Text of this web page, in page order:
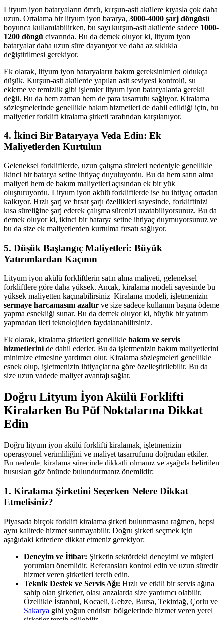
Lityum iyon bataryaların ömrü, kurşun-asit akülere kıyasla çok daha
uzun. Ortalama bir lityum iyon batarya, 3000-4000 şarj döngüsü
boyunca kullanılabilirken, bu sayı kurşun-asit akülerde sadece 1000-
1200 döngü civarında. Bu da demek oluyor ki, lityum iyon
bataryalar daha uzun süre dayanıyor ve daha az sıklıkla
değiştirilmesi gerekiyor.
Ek olarak, lityum iyon bataryaların bakım gereksinimleri oldukça
düşük. Kurşun-asit akülerde yapılan asit seviyesi kontrolü, su
ekleme ve temizlik gibi işlemler lityum iyon bataryalarda gerekli
değil. Bu da hem zaman hem de para tasarrufu sağlıyor. Kiralama
sözleşmelerinde genellikle bakım hizmetleri de dahil edildiği için, bu
maliyetler forklift kiralama şirketi tarafından karşılanıyor.
4. İkinci Bir Bataryaya Veda Edin: Ek
Maliyetlerden Kurtulun
Geleneksel forkliftlerde, uzun çalışma süreleri nedeniyle genellikle
ikinci bir batarya setine ihtiyaç duyuluyordu. Bu da hem satın alma
maliyeti hem de bakım maliyetleri açısından ek bir yük
oluşturuyordu. Lityum iyon akülü forkliftlerde ise bu ihtiyaç ortadan
kalkıyor. Hızlı şarj ve fırsat şarjı özellikleri sayesinde, forkliftinizi
kısa süreliğine şarj ederek çalışma sürenizi uzatabiliyorsunuz. Bu da
demek oluyor ki, ikinci bir batarya setine ihtiyaç duymuyorsunuz ve
bu da size ek maliyetlerden kurtulma fırsatı sağlıyor.
5. Düşük Başlangıç Maliyetleri: Büyük
Yatırımlardan Kaçının
Lityum iyon akülü forkliftlerin satın alma maliyeti, geleneksel
forkliftlere göre daha yüksek. Ancak, kiralama modeli sayesinde bu
yüksek maliyetten kaçınabilirsiniz. Kiralama modeli, işletmenizin
sermaye harcamasını azaltır ve size sadece kullanım başına ödeme
yapma esnekliği sunar. Bu da demek oluyor ki, büyük bir yatırım
yapmadan ileri teknolojiden faydalanabilirsiniz.
Ek olarak, kiralama şirketleri genellikle bakım ve servis
hizmetlerinide dahil ederler. Bu da işletmenizin bakım maliyetlerini
minimize etmesine yardımcı olur. Kiralama sözleşmeleri genellikle
esnek olup, işletmenizin ihtiyaçlarına göre özelleştirilebilir. Bu da
size uzun vadede maliyet avantajı sağlar.
Doğru Lityum İyon Akülü Forklifti
Kiralarken Bu Püf Noktalarına Dikkat
Edin
Doğru lityum iyon akülü forklifti kiralamak, işletmenizin
operasyonel verimliliğini ve maliyet tasarrufunu doğrudan etkiler.
Bu nedenle, kiralama sürecinde dikkatli olmanız ve aşağıda belirtilen
hususları göz önünde bulundurmanız önemlidir:
1. Kiralama Şirketini Seçerken Nelere Dikkat
Etmelisiniz?
Piyasada birçok forklift kiralama şirketi bulunmasına rağmen, hepsi
aynı kalitede hizmet sunmayabilir. Doğru şirketi seçmek için
aşağıdaki kriterlere dikkat etmeniz gerekiyor:
Deneyim ve İtibar: Şirketin sektördeki deneyimi ve müşteri
yorumları önemlidir. Referansları kontrol edin ve uzun süredir
hizmet veren şirketleri tercih edin.
Teknik Destek ve Servis Ağı: Hızlı ve etkili bir servis ağına
sahip olan şirketler, olası arızalarda size yardımcı olabilir.
Özellikle İstanbul, Kocaeli, Gebze, Bursa, Tekirdağ, Çorlu ve
Sakarya gibi yoğun endüstri bölgelerinde hizmet veren yerel